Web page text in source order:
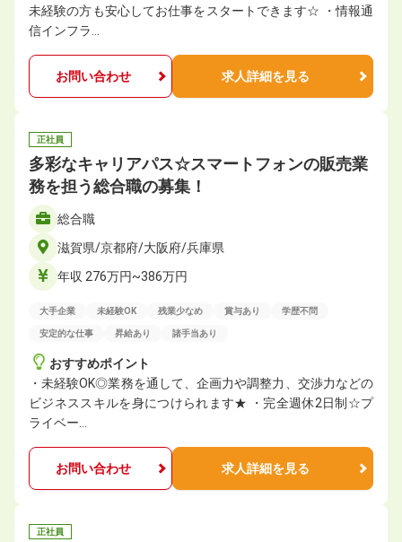
未経験の方も安心してお仕事をスタートできます☆ ・情報通
信インフラ…
お問い合わせ 求人詳細を見る
正社員
多彩なキャリアパス☆スマートフォンの販売業
務を担う総合職の募集！
総合職
滋賀県/京都府/大阪府/兵庫県
年収 276万円~386万円
大手企業 未経験OK 残業少なめ 賞与あり 学歴不問
安定的な仕事 昇給あり 諸手当あり
おすすめポイント
・未経験OK◎業務を通して、企画力や調整力、交渉力などの
ビジネススキルを身につけられます★ ・完全週休2日制☆プ
ライベー…
お問い合わせ 求人詳細を見る
正社員